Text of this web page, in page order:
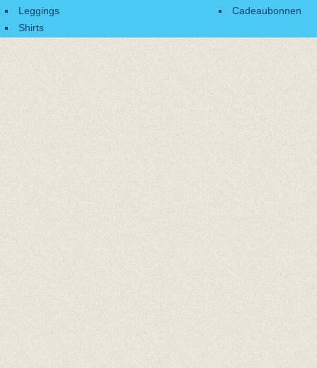
Leggings
Shirts
Cadeaubonnen